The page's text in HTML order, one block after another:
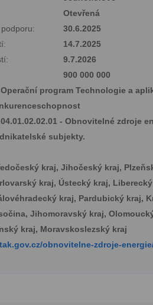
Otevřená
30.6.2025
14.7.2025
9.7.2026
900 000 000
Operační program Technologie a
- Obnovitelné zdroje
subjekty.
kraj, Jihočeský kraj,
kraj, Ústecký kraj,
kraj, Pardubický kraj,
Jihomoravský kraj,
kraj, Moravskoslezský kraj
obnovitelne-zdroje-